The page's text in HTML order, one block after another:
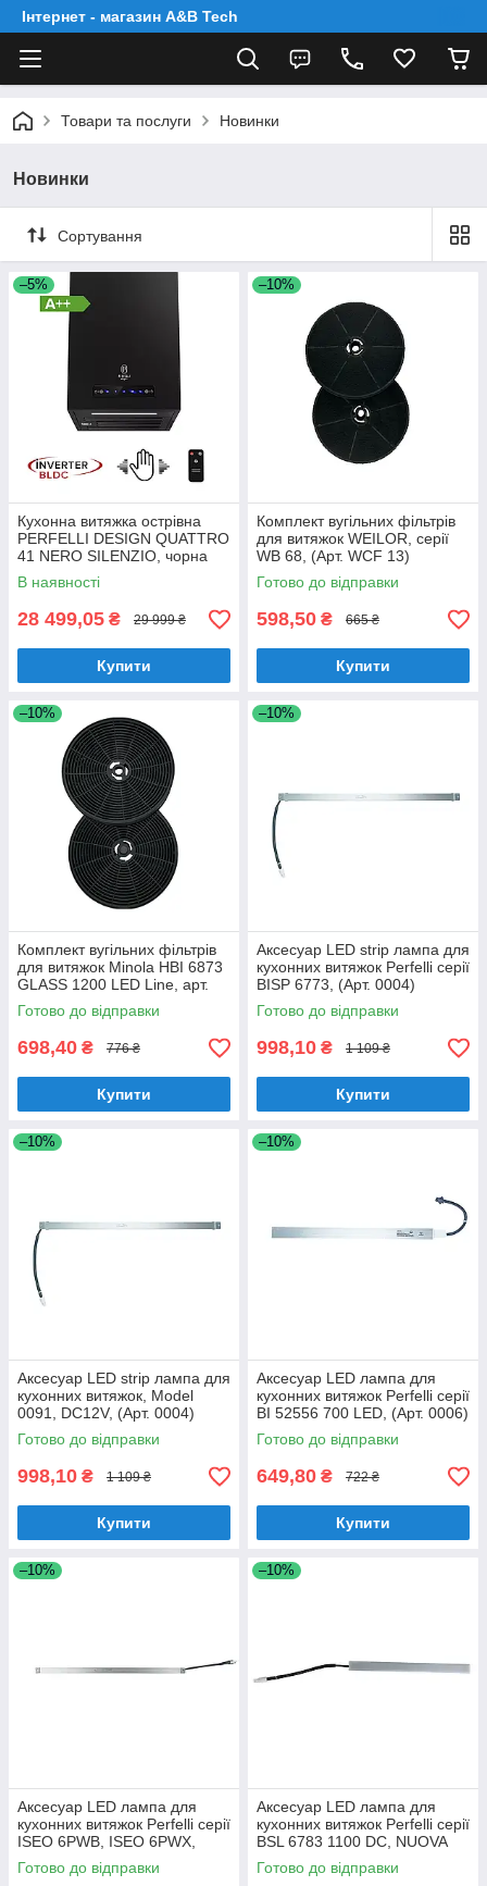
Інтернет - магазин A&B Tech
Товари та послуги Новинки
Новинки
Сортування
–5%
Кухонна витяжка острівна
PERFELLI DESIGN QUATTRO
41 NERO SILENZIO, чорна
стельова витяжка на кухню,
керування жестами, 1300
В наявності
28 499,05 ₴ 29 999 ₴
Купити
–10%
Комплект вугільних фільтрів
для витяжок WEILOR, серії
WB 68, (Арт. WCF 13)
Готово до відправки
598,50 ₴ 665 ₴
Купити
–10%
Комплект вугільних фільтрів
для витяжок Minola HBI 6873
GLASS 1200 LED Line, арт.
0020
Готово до відправки
698,40 ₴ 776 ₴
Купити
–10%
Аксесуар LED strip лампа для
кухонних витяжок Perfelli серії
BISP 6773, (Арт. 0004)
Готово до відправки
998,10 ₴ 1 109 ₴
Купити
–10%
Аксесуар LED strip лампа для
кухонних витяжок, Model
0091, DC12V, (Арт. 0004)
Готово до відправки
998,10 ₴ 1 109 ₴
Купити
–10%
Аксесуар LED лампа для
кухонних витяжок Perfelli серії
BI 52556 700 LED, (Арт. 0006)
Готово до відправки
649,80 ₴ 722 ₴
Купити
–10%
Аксесуар LED лампа для
кухонних витяжок Perfelli серії
ISEO 6PWB, ISEO 6PWX,
ISEO 6PSF, (Арт. 0013)
Готово до відправки
–10%
Аксесуар LED лампа для
кухонних витяжок Perfelli серії
BSL 6783 1100 DC, NUOVA
6PWR, NUOVA 6PWRB, (Арт.
0014)
Готово до відправки